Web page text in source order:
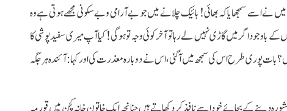
نے اسے سمجھایا کہ بھائی! بائیک چلانے میں جو بے آرامی و بےسکونی مجھے ہوتی ہے وہ
اگر میں گاڑی نہیں لے رہا تو آخر کوئی وجہ تو ہوگی! کیا آپ میری سفید پوشی کا
بات پوری طرح اس کی سمجھ میں آگئی، اس نے دوبارہ معذرت کی اور کہا: آئندہ ہر جگہ